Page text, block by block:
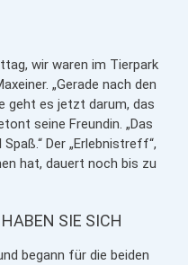
wir waren im Tierpark
„Gerade nach den
geht es jetzt darum, das
seine Freundin. „Das
Der „Erlebnistreff“,
hat, dauert noch bis zu
SIE SICH
begann für die beiden